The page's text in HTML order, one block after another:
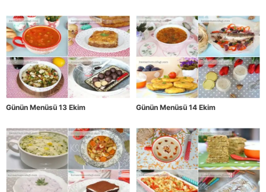
Günün Menüsü 13 Ekim Günün Menüsü 14 Ekim